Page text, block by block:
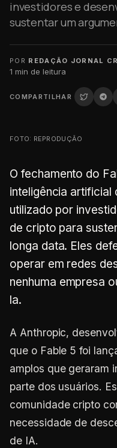
investidores e
sustentar um
POR REDAÇÃO JORNAL
1 min de leitura
COMPARTILHAR
FOTO: REPRODUÇÃO
O fechamento do
inteligência artificial
utilizado por
de cripto para
longa data. Eles
operar em redes
nenhuma empresa
la.
A Anthropic,
que o Fable 5 foi
amplos que geraram
parte dos usuários.
comunidade cripto
necessidade de
de IA.